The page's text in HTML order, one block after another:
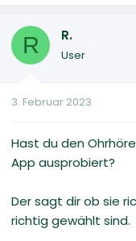
R R.
User
3. Februar 2023
Hast du den
App ausprobiert?
Der sagt dir ob sie
richtig gewählt sind.